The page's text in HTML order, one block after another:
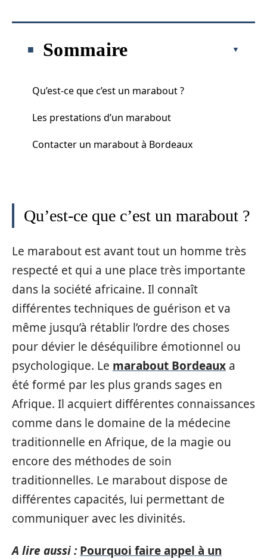
Sommaire
Qu’est-ce que c’est un marabout ?
Les prestations d’un marabout
Contacter un marabout à Bordeaux
Qu’est-ce que c’est un marabout ?
Le marabout est avant tout un homme très
respecté et qui a une place très importante
dans la société africaine. Il connaît
différentes techniques de guérison et va
même jusqu’à rétablir l’ordre des choses
pour dévier le déséquilibre émotionnel ou
psychologique. Le marabout Bordeaux a
été formé par les plus grands sages en
Afrique. Il acquiert différentes connaissances
comme dans le domaine de la médecine
traditionnelle en Afrique, de la magie ou
encore des méthodes de soin
traditionnelles. Le marabout dispose de
différentes capacités, lui permettant de
communiquer avec les divinités.
A lire aussi : Pourquoi faire appel à un